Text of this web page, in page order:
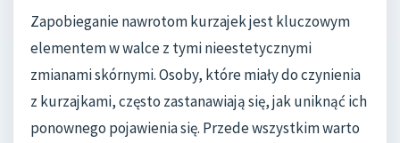
Zapobieganie nawrotom kurzajek jest kluczowym
elementem w walce z tymi nieestetycznymi
zmianami skórnymi. Osoby, które miały do czynienia
z kurzajkami, często zastanawiają się, jak uniknąć ich
ponownego pojawienia się. Przede wszystkim warto